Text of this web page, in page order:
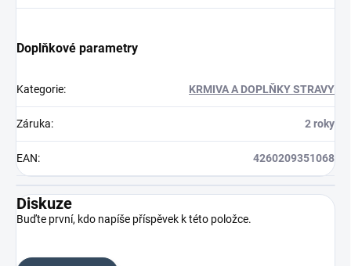
Doplňkové parametry
Kategorie: KRMIVA A DOPLŇKY STRAVY
Záruka: 2 roky
EAN: 4260209351068
Diskuze
Buďte první, kdo napíše příspěvek k této položce.